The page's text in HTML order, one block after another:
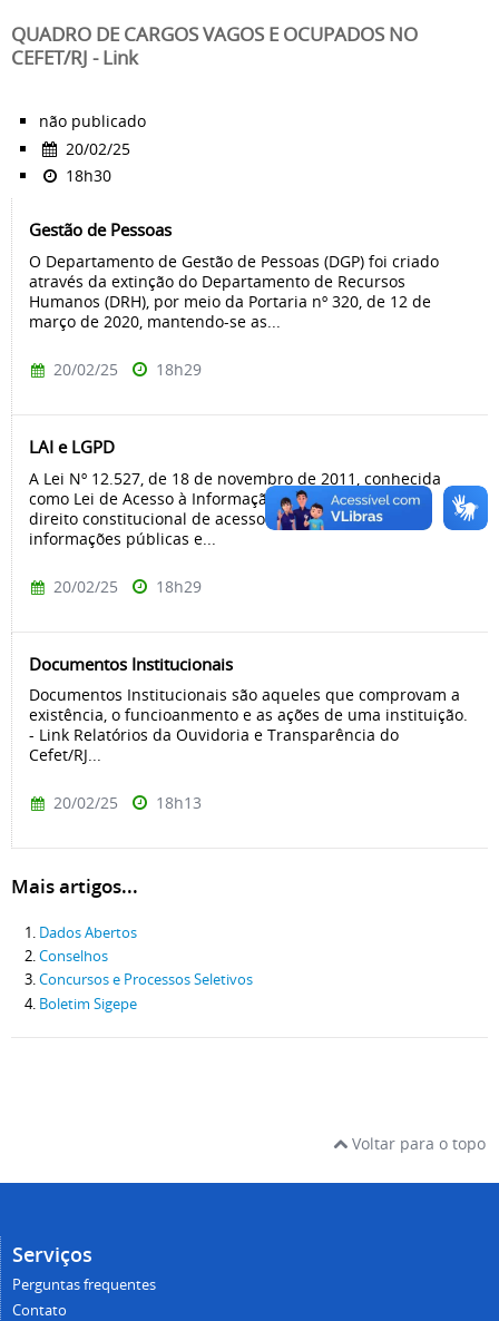
QUADRO DE CARGOS VAGOS E OCUPADOS NO
CEFET/RJ - Link
não publicado
20/02/25
18h30
Gestão de Pessoas
O Departamento de Gestão de Pessoas (DGP) foi criado
através da extinção do Departamento de Recursos
Humanos (DRH), por meio da Portaria nº 320, de 12 de
março de 2020, mantendo-se as...
20/02/25 18h29
LAI e LGPD
A Lei Nº 12.527, de 18 de novembro de 2011, conhecida
como Lei de Acesso à Informação (LAI), regulamenta o
direito constitucional de acesso dos cidadãos às
informações públicas e...
20/02/25 18h29
Documentos Institucionais
Documentos Institucionais são aqueles que comprovam a
existência, o funcioanmento e as ações de uma instituição.
- Link Relatórios da Ouvidoria e Transparência do
Cefet/RJ...
20/02/25 18h13
Mais artigos...
Dados Abertos
Conselhos
Concursos e Processos Seletivos
Boletim Sigepe
Voltar para o topo
Serviços
Perguntas frequentes
Contato